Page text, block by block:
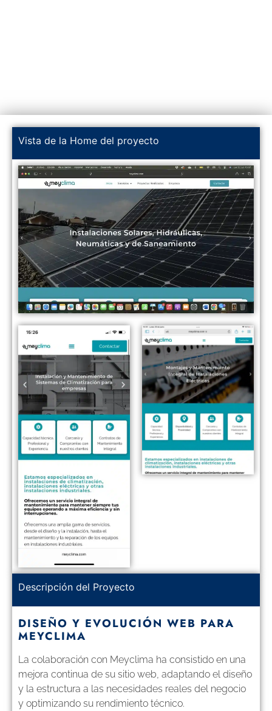
Vista de la Home del proyecto
Descripción del Proyecto
DISEÑO Y EVOLUCIÓN WEB PARA
MEYCLIMA
La colaboración con Meyclima ha consistido en una
mejora continua de su sitio web, adaptando el diseño
y la estructura a las necesidades reales del negocio
y optimizando su rendimiento técnico.